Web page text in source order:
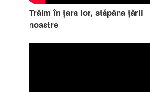
Trăim în țara lor, stăpâna țării
noastre